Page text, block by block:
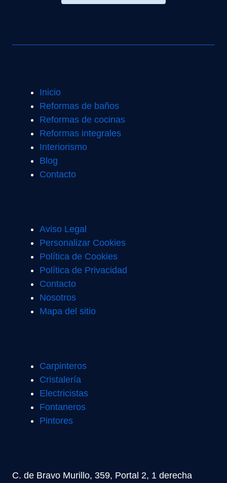
Inicio
Reformas de baños
Reformas de cocinas
Reformas integrales
Interiorismo
Blog
Contacto
Aviso Legal
Personalizar Cookies
Política de Cookies
Política de Privacidad
Contacto
Nosotros
Mapa del sitio
Carpinteros
Cristalería
Electricistas
Fontaneros
Pintores
C. de Bravo Murillo, 359, Portal 2, 1 derecha